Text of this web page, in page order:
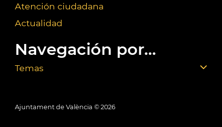
Atención ciudadana
Actualidad
Navegación por...
Temas
Ajuntament de València © 2026